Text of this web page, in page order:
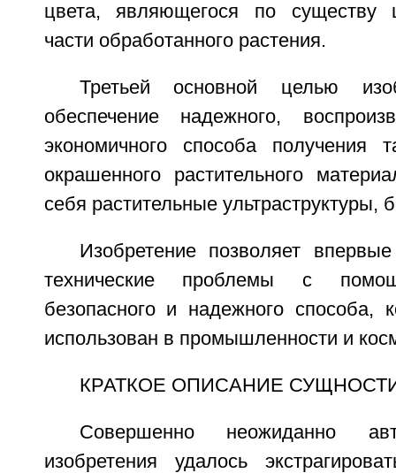
цвета, являющегося по существу
части обработанного растения.
Третьей основной целью
обеспечение надежного,
экономичного способа получения
окрашенного растительного
себя растительные ультраструктуры,
Изобретение позволяет
технические проблемы с
безопасного и надежного способа,
использован в промышленности и
КРАТКОЕ ОПИСАНИЕ
Совершенно неожиданно
изобретения удалось